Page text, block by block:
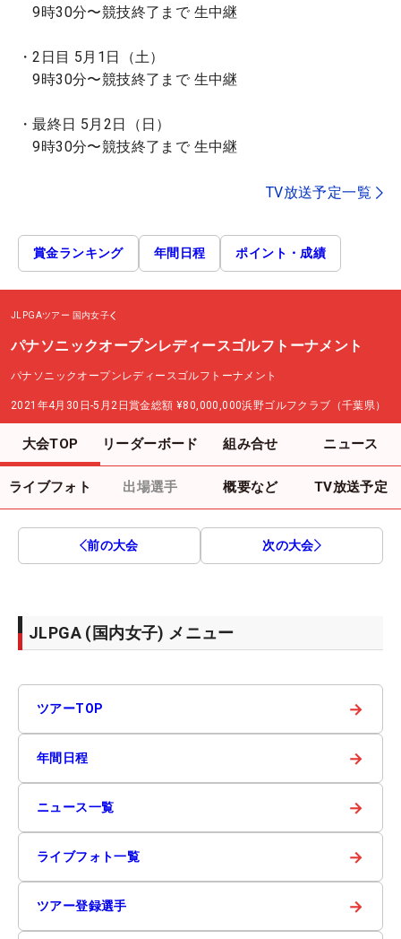
9時30分〜競技終了まで 生中継
・2日目 5月1日（土）
9時30分〜競技終了まで 生中継
・最終日 5月2日（日）
9時30分〜競技終了まで 生中継
TV放送予定一覧
賞金ランキング 年間日程 ポイント・成績
JLPGAツアー 国内女子
パナソニックオープンレディースゴルフトーナメント
パナソニックオープンレディースゴルフトーナメント
2021年4月30日-5月2日賞金総額 ¥80,000,000浜野ゴルフクラブ（千葉県）
大会TOP リーダーボード 組み合せ ニュース
ライブフォト 出場選手 概要など TV放送予定
前の大会 次の大会
JLPGA (国内女子) メニュー
ツアーTOP →
年間日程 →
ニュース一覧 →
ライブフォト一覧 →
ツアー登録選手 →